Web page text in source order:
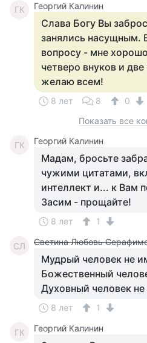
ГК Георгий Калинин
Слава Богу Вы
занялись насущным.
вопросу - мне
четверо внуков и две
желаю всем!
8 лет 8
0
Показать все
ГК Георгий Калинин
Мадам, бросьте
чужими цитатами,
интеллект и... к Вам
Засим - прощайте!
8 лет 1
СЛ Светина Любовь
Мудрый человек не
Божественный
Духовный человек
8 лет 1
ГК Георгий Калинин